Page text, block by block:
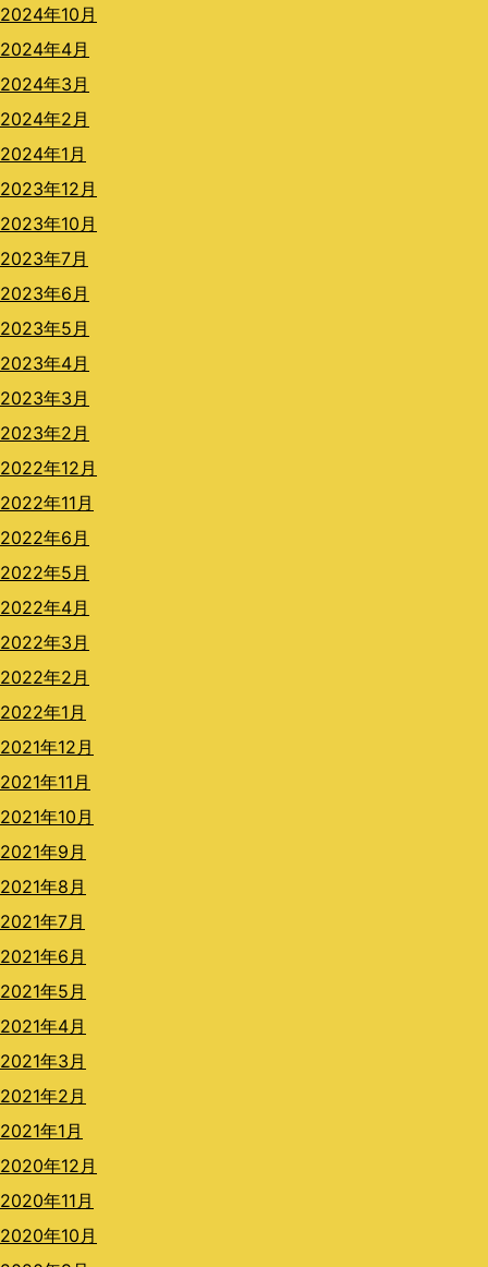
2024年10月
2024年4月
2024年3月
2024年2月
2024年1月
2023年12月
2023年10月
2023年7月
2023年6月
2023年5月
2023年4月
2023年3月
2023年2月
2022年12月
2022年11月
2022年6月
2022年5月
2022年4月
2022年3月
2022年2月
2022年1月
2021年12月
2021年11月
2021年10月
2021年9月
2021年8月
2021年7月
2021年6月
2021年5月
2021年4月
2021年3月
2021年2月
2021年1月
2020年12月
2020年11月
2020年10月